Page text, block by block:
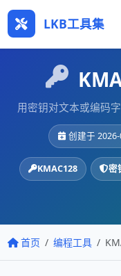
LKB工具集
用密钥对文本或编码
创建于
KMAC128 密
首页 编程工具